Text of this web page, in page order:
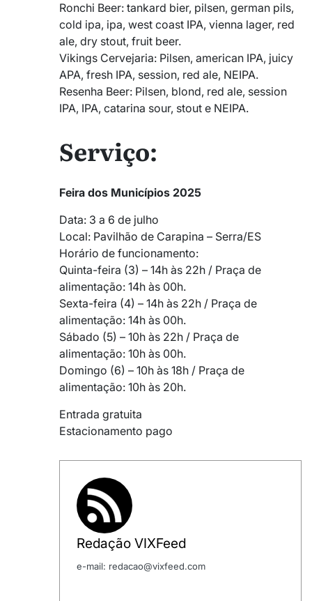
Ronchi Beer: tankard bier, pilsen, german pils,
cold ipa, ipa, west coast IPA, vienna lager, red
ale, dry stout, fruit beer.
Vikings Cervejaria: Pilsen, american IPA, juicy
APA, fresh IPA, session, red ale, NEIPA.
Resenha Beer: Pilsen, blond, red ale, session
IPA, IPA, catarina sour, stout e NEIPA.
Serviço:
Feira dos Municípios 2025
Data: 3 a 6 de julho
Local: Pavilhão de Carapina – Serra/ES
Horário de funcionamento:
Quinta-feira (3) – 14h às 22h / Praça de
alimentação: 14h às 00h.
Sexta-feira (4) – 14h às 22h / Praça de
alimentação: 14h às 00h.
Sábado (5) – 10h às 22h / Praça de
alimentação: 10h às 00h.
Domingo (6) – 10h às 18h / Praça de
alimentação: 10h às 20h.
Entrada gratuita
Estacionamento pago
Redação VIXFeed
e-mail: redacao@vixfeed.com